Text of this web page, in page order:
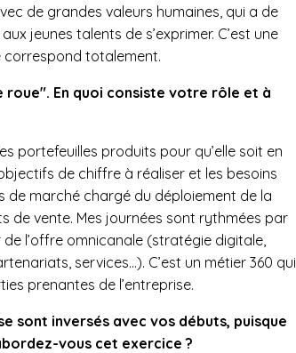
de grandes valeurs humaines, qui a de
jeunes talents de s’exprimer. C’est une
correspond totalement.
roue". En quoi consiste votre rôle et à
portefeuilles produits pour qu’elle soit en
de chiffre à réaliser et les besoins
de marché chargé du déploiement de la
de vente. Mes journées sont rythmées par
l’offre omnicanale (stratégie digitale,
services…). C’est un métier 360 qui
prenantes de l’entreprise.
sont inversés avec vos débuts, puisque
vous cet exercice ?